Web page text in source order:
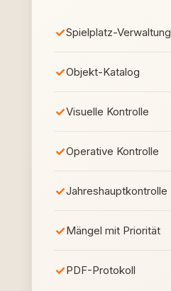
Spielplatz-Verwaltung
Objekt-Katalog
Visuelle Kontrolle
Operative Kontrolle
Jahreshauptkontrolle
Mängel mit Priorität
PDF-Protokoll